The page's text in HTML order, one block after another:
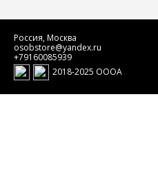
Россия, Москва
osobstore@yandex.ru
+79160085939
2018-2025 ОООА